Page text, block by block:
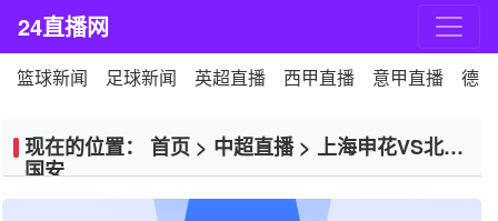
24直播网
篮球新闻 足球新闻 英超直播 西甲直播 意甲直播 德
现在的位置： 首页 > 中超直播> 上海申花VS北京
国安